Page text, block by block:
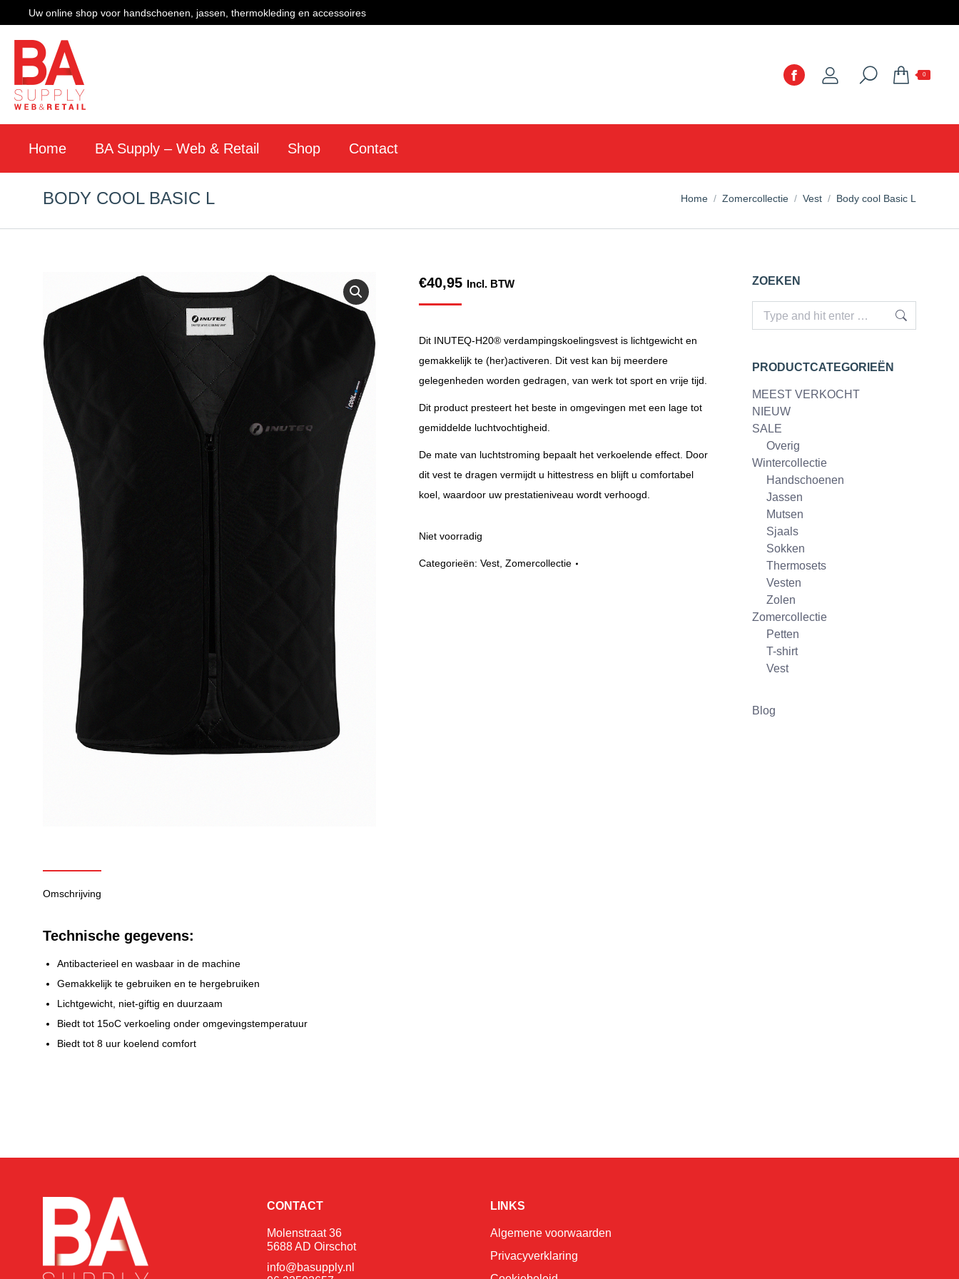
Uw online shop voor handschoenen, jassen, thermokleding en accessoires
0
Home BA Supply – Web & Retail Shop Contact
BODY COOL BASIC L You are here:
Home Zomercollectie Vest Body cool Basic L
€40,95 Incl. BTW
Dit INUTEQ-H20® verdampingskoelingsvest is lichtgewicht en
gemakkelijk te (her)activeren. Dit vest kan bij meerdere
gelegenheden worden gedragen, van werk tot sport en vrije tijd.
Dit product presteert het beste in omgevingen met een lage tot
gemiddelde luchtvochtigheid.
De mate van luchtstroming bepaalt het verkoelende effect. Door
dit vest te dragen vermijdt u hittestress en blijft u comfortabel
koel, waardoor uw prestatieniveau wordt verhoogd.
Niet voorradig
Categorieën: Vest Zomercollectie
Omschrijving
Technische gegevens:
Antibacterieel en wasbaar in de machine
Gemakkelijk te gebruiken en te hergebruiken
Lichtgewicht, niet-giftig en duurzaam
Biedt tot 15oC verkoeling onder omgevingstemperatuur
Biedt tot 8 uur koelend comfort
ZOEKEN
PRODUCTCATEGORIEËN
MEEST VERKOCHT
NIEUW
SALE
Overig
Wintercollectie
Handschoenen
Jassen
Mutsen
Sjaals
Sokken
Thermosets
Vesten
Zolen
Zomercollectie
Petten
T-shirt
Vest
Blog
CONTACT
Molenstraat 36
5688 AD Oirschot
info@basupply.nl
LINKS
Algemene voorwaarden
Privacyverklaring